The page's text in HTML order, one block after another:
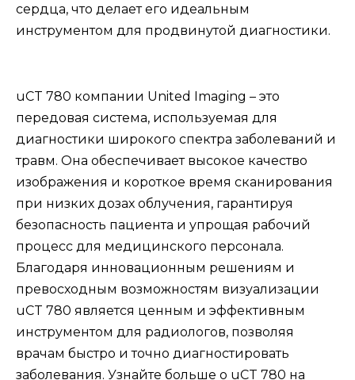
сердца, что делает его идеальным
инструментом для продвинутой диагностики.
uCT 780 компании United Imaging – это
передовая система, используемая для
диагностики широкого спектра заболеваний и
травм. Она обеспечивает высокое качество
изображения и короткое время сканирования
при низких дозах облучения, гарантируя
безопасность пациента и упрощая рабочий
процесс для медицинского персонала.
Благодаря инновационным решениям и
превосходным возможностям визуализации
uCT 780 является ценным и эффективным
инструментом для радиологов, позволяя
врачам быстро и точно диагностировать
заболевания. Узнайте больше о uCT 780 на